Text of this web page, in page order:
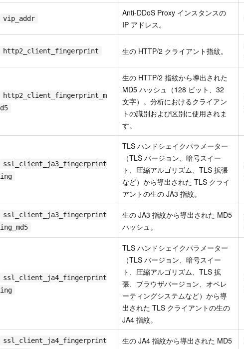
vip_addr
Anti-DDoS Proxy インスタンスの
IP アドレス。
http2_client_fingerprint 生の HTTP/2 クライアント指紋。
http2_client_fingerprint_m
d5
生の HTTP/2 指紋から導出された
MD5 ハッシュ（128 ビット、32
文字）。分析におけるクライアン
トの識別および区別に使用されま
す。
ssl_client_ja3_fingerprint
ing
TLS ハンドシェイクパラメーター
（TLS バージョン、暗号スイー
ト、圧縮アルゴリズム、TLS 拡張
など）から導出された TLS クライ
アントの生の JA3 指紋。
ssl_client_ja3_fingerprint
ing_md5
生の JA3 指紋から導出された MD5
ハッシュ。
ssl_client_ja4_fingerprint
ing
TLS ハンドシェイクパラメーター
（TLS バージョン、暗号スイー
ト、圧縮アルゴリズム、TLS 拡
張、ブラウザバージョン、オペレ
ーティングシステムなど）から導
出された TLS クライアントの生の
JA4 指紋。
ssl_client_ja4_fingerprint
生の JA4 指紋から導出された MD5